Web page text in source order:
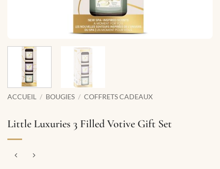
ACCUEIL / BOUGIES / COFFRETS CADEAUX
Little Luxuries 3 Filled Votive Gift Set